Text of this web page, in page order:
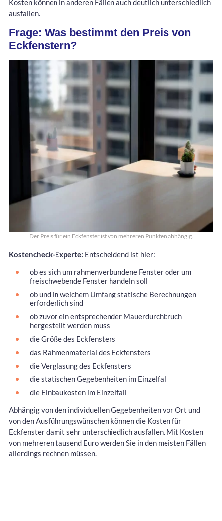
Kosten können in anderen Fällen auch deutlich unterschiedlich
ausfallen.
Frage: Was bestimmt den Preis von
Eckfenstern?
Der Preis für ein Eckfenster ist von mehreren Punkten abhängig.
Kostencheck-Experte: Entscheidend ist hier:
ob es sich um rahmenverbundene Fenster oder um
freischwebende Fenster handeln soll
ob und in welchem Umfang statische Berechnungen
erforderlich sind
ob zuvor ein entsprechender Mauerdurchbruch
hergestellt werden muss
die Größe des Eckfensters
das Rahmenmaterial des Eckfensters
die Verglasung des Eckfensters
die statischen Gegebenheiten im Einzelfall
die Einbaukosten im Einzelfall
Abhängig von den individuellen Gegebenheiten vor Ort und
von den Ausführungswünschen können die Kosten für
Eckfenster damit sehr unterschiedlich ausfallen. Mit Kosten
von mehreren tausend Euro werden Sie in den meisten Fällen
allerdings rechnen müssen.